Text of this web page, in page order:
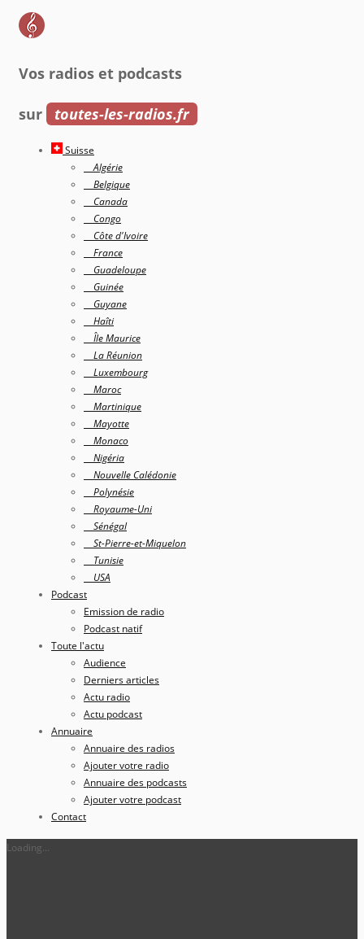
Vos radios et podcasts
sur toutes-les-radios.fr
Suisse
Algérie
Belgique
Canada
Congo
Côte d'Ivoire
France
Guadeloupe
Guinée
Guyane
Haîti
Île Maurice
La Réunion
Luxembourg
Maroc
Martinique
Mayotte
Monaco
Nigéria
Nouvelle Calédonie
Polynésie
Royaume-Uni
Sénégal
St-Pierre-et-Miquelon
Tunisie
USA
Podcast
Emission de radio
Podcast natif
Toute l'actu
Audience
Derniers articles
Actu radio
Actu podcast
Annuaire
Annuaire des radios
Ajouter votre radio
Annuaire des podcasts
Ajouter votre podcast
Contact
Loading...